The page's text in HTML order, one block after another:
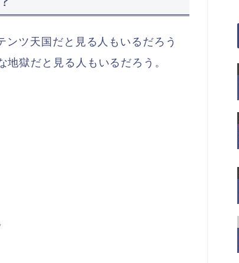
ンツ天国だと見る人もいるだろう
獄だと見る人もいるだろう。